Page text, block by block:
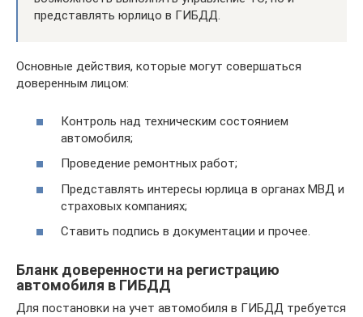
представлять юрлицо в ГИБДД.
Основные действия, которые могут совершаться
доверенным лицом:
Контроль над техническим состоянием
автомобиля;
Проведение ремонтных работ;
Представлять интересы юрлица в органах МВД и
страховых компаниях;
Ставить подпись в документации и прочее.
Бланк доверенности на регистрацию
автомобиля в ГИБДД
Для постановки на учет автомобиля в ГИБДД требуется